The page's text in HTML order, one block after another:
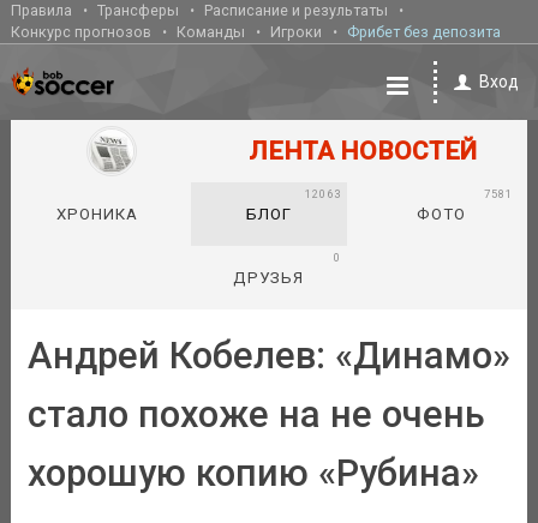
Правила Трансферы
Расписание и результаты
Конкурс прогнозов
Команды Игроки Фрибет без депозита
Вход
ЛЕНТА НОВОСТЕЙ
ХРОНИКА БЛОГ
12063
ФОТО
7581
ДРУЗЬЯ
0
Андрей Кобелев: «Динамо»
стало похоже на не очень
хорошую копию «Рубина»